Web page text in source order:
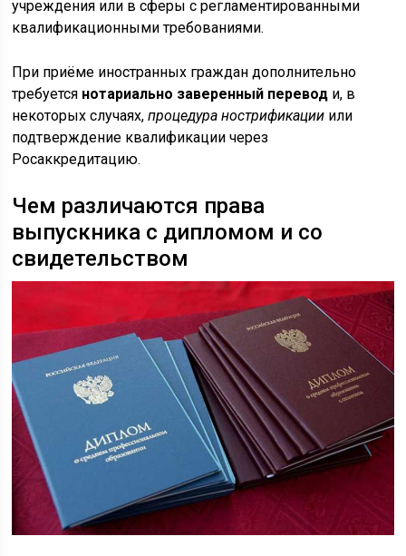
учреждения или в сферы с регламентированными
квалификационными требованиями.
При приёме иностранных граждан дополнительно
требуется нотариально заверенный перевод и, в
некоторых случаях,процедура нострификации или
подтверждение квалификации через
Росаккредитацию.
Чем различаются права
выпускника с дипломом и со
свидетельством